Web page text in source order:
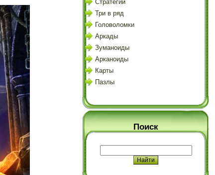
Стратегии
Три в ряд
Головоломки
Аркады
Зуманоиды
Арканоиды
Карты
Пазлы
Поиск